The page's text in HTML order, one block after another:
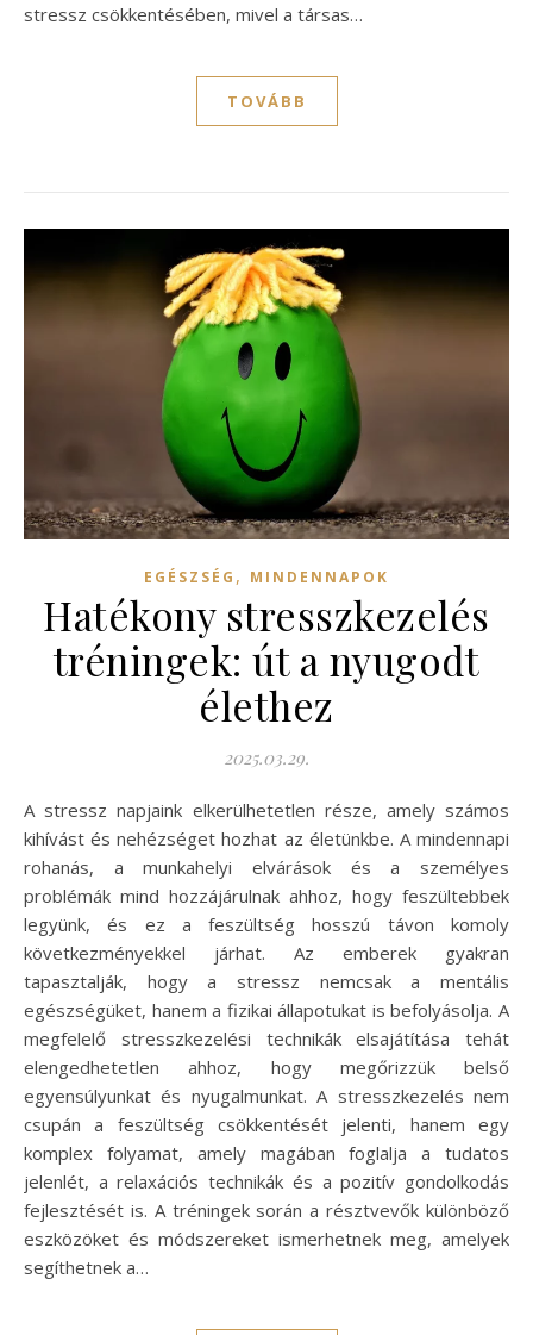
stressz csökkentésében, mivel a társas…
TOVÁBB
EGÉSZSÉG , MINDENNAPOK
Hatékony stresszkezelés
tréningek: út a nyugodt
élethez
2025.03.29.
A stressz napjaink elkerülhetetlen része, amely számos
kihívást és nehézséget hozhat az életünkbe. A mindennapi
rohanás, a munkahelyi elvárások és a személyes
problémák mind hozzájárulnak ahhoz, hogy feszültebbek
legyünk, és ez a feszültség hosszú távon komoly
következményekkel járhat. Az emberek gyakran
tapasztalják, hogy a stressz nemcsak a mentális
egészségüket, hanem a fizikai állapotukat is befolyásolja. A
megfelelő stresszkezelési technikák elsajátítása tehát
elengedhetetlen ahhoz, hogy megőrizzük belső
egyensúlyunkat és nyugalmunkat. A stresszkezelés nem
csupán a feszültség csökkentését jelenti, hanem egy
komplex folyamat, amely magában foglalja a tudatos
jelenlét, a relaxációs technikák és a pozitív gondolkodás
fejlesztését is. A tréningek során a résztvevők különböző
eszközöket és módszereket ismerhetnek meg, amelyek
segíthetnek a…